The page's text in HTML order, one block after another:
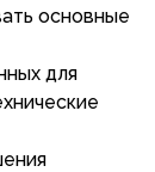
основные
для